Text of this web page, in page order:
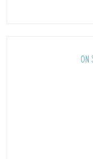
ON